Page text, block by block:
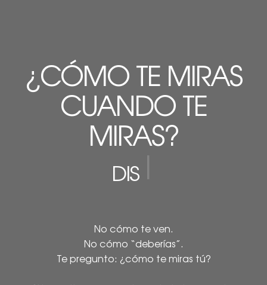
¿CÓMO TE MIRAS
CUANDO TE
MIRAS?
DISGUSTADA
No cómo te ven.
No cómo “deberías”.
Te pregunto: ¿cómo te miras tú?